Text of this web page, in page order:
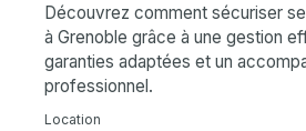
Découvrez comment sécuriser
à Grenoble grâce à une gestion
garanties adaptées et un
professionnel.
Location